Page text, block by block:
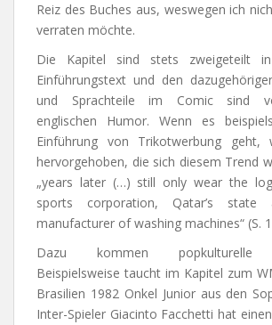
Reiz des Buches aus, weswegen ich
verraten möchte.
Die Kapitel sind stets zweigeteilt
Einführungstext und den
und Sprachteile im Comic sind
englischen Humor. Wenn es
Einführung von Trikotwerbung geht,
hervorgehoben, die sich diesem Trend
„years later (…) still only wear the
sports corporation, Qatar’s
manufacturer of washing machines“ (S.
Dazu kommen popkulturelle
Beispielsweise taucht im Kapitel zum
Brasilien 1982 Onkel Junior aus den
Inter-Spieler Giacinto Facchetti hat